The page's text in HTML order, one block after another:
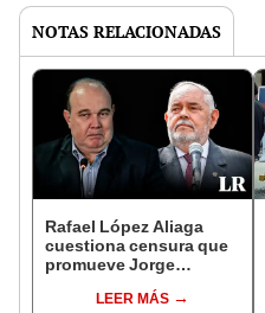
NOTAS RELACIONADAS
Rafael López Aliaga
cuestiona censura que
promueve Jorge
ministro de Defensa
LEER MÁS